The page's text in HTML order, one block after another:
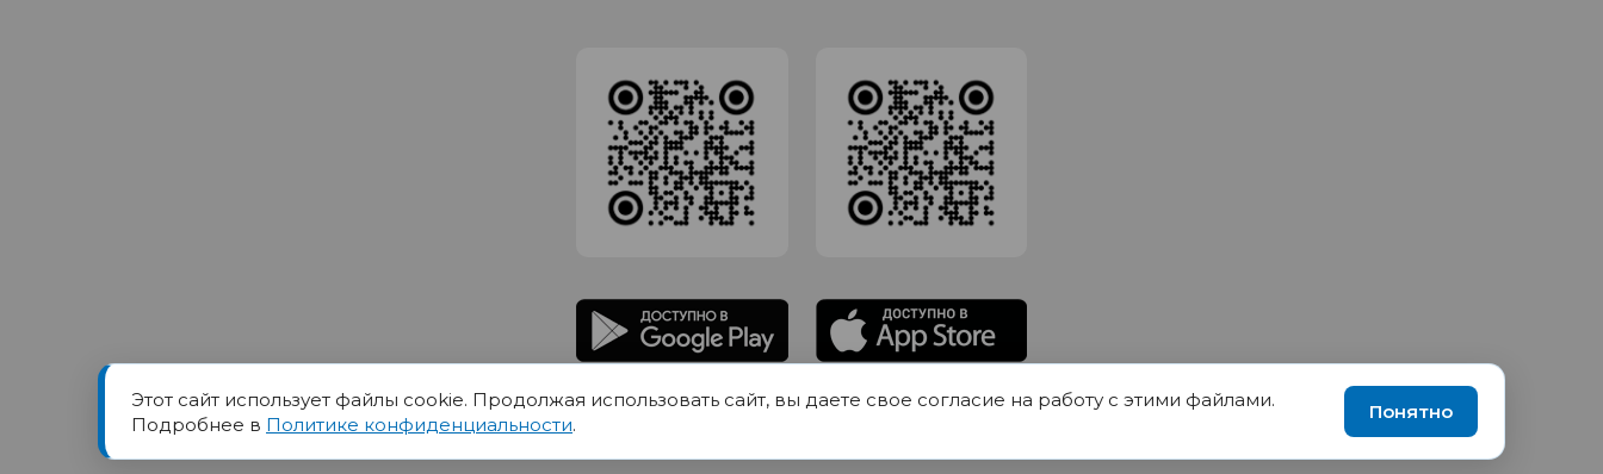
Товарный знак ПОРТ принадлежит Обществу с Ограниченной ответственностью СИГМАТОРГ, ОГРН 1191690035570, ИНН 1655417189
Юр.адрес 420012 Казань переулок Щербаковский дом 7, пом 1013, офис 5
Этот сайт использует файлы cookie. Продолжая использовать сайт, вы даете свое согласие на работу с этими файлами.
Подробнее в Политике конфиденциальности.
Понятно